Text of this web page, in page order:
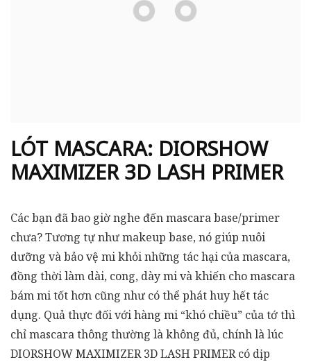
LÓT MASCARA: DIORSHOW
MAXIMIZER 3D LASH PRIMER
Các bạn đã bao giờ nghe đến mascara base/primer
chưa? Tương tự như makeup base, nó giúp nuôi
dưỡng và bảo vệ mi khỏi những tác hại của mascara,
đồng thời làm dài, cong, dày mi và khiến cho mascara
bám mi tốt hơn cũng như có thể phát huy hết tác
dụng. Quả thực đối với hàng mi “khó chiều” của tớ thì
chỉ mascara thông thường là không đủ, chính là lúc
DIORSHOW MAXIMIZER 3D LASH PRIMER có dịp